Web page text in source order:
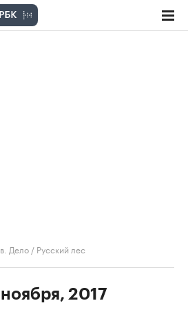
Дело / Русский лес
2017